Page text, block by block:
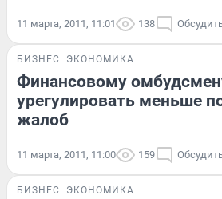
11 марта, 2011, 11:01 138
БИЗНЕС ЭКОНОМИКА
Финансовому
урегулировать меньше
жалоб
11 марта, 2011, 11:00 159
БИЗНЕС ЭКОНОМИКА